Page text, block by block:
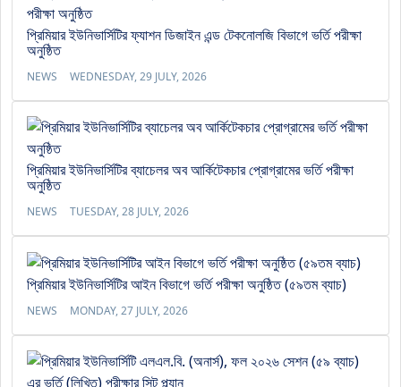
প্রিমিয়ার ইউনিভার্সিটির ফ্যাশন ডিজাইন এন্ড টেকনোলজি বিভাগে ভর্তি পরীক্ষা
অনুষ্ঠিত
NEWS WEDNESDAY, 29 JULY, 2026
প্রিমিয়ার ইউনিভার্সিটির ব্যাচেলর অব আর্কিটেকচার প্রোগ্রামের ভর্তি পরীক্ষা
অনুষ্ঠিত
NEWS TUESDAY, 28 JULY, 2026
প্রিমিয়ার ইউনিভার্সিটির আইন বিভাগে ভর্তি পরীক্ষা অনুষ্ঠিত (৫৯তম ব্যাচ)
NEWS MONDAY, 27 JULY, 2026